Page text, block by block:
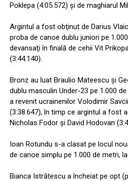
Poklepa (4:05.572) şi de maghiarul
Argintul a fost obţinut de Darius
proba de canoe dublu juniori pe
devansaţi în finală de cehii Vit
(3:44.140).
Bronz au luat Braulio Mateescu şi
dublu masculin Under-23 pe 1.000
a revenit ucrainenilor Volodimir
(3:38.647), în timp ce argintul a fost
Nicholas Fodor şi David Hodovan
Ioan Rotundu s-a clasat pe locul
de canoe simplu pe 1.000 de metri, la
Bianca Istrătescu a încheiat pe opt